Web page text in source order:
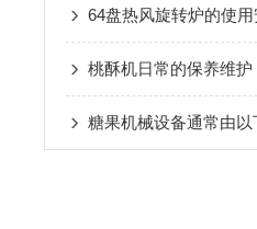
桃酥机日常的保养维护